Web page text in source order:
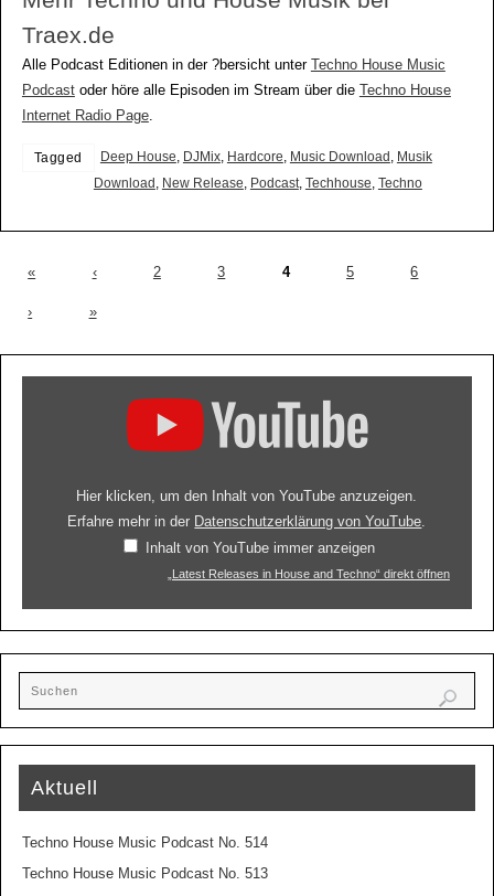
Traex.de
Alle Podcast Editionen in der ?bersicht unter
Techno House Music
Podcastoder höre alle Episoden im Stream über die
Techno House
Internet Radio Page.
Tagged Deep House, DJMix, Hardcore, Music Download, Musik
Download, New Release, Podcast, Techhouse, Techno
« ‹ 2 3 4 5 6
› »
Hier klicken, um den Inhalt von YouTube anzuzeigen.
Erfahre mehr in der Datenschutzerklärung von YouTube
Inhalt von YouTube immer anzeigen
„Latest Releases in House and Techno“ direkt öffnen
Aktuell
Techno House Music Podcast No. 514
Techno House Music Podcast No. 513